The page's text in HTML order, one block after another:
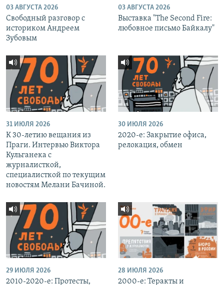
03 АВГУСТА 2026
Свободный разговор с
историком Андреем
Зубовым
03 АВГУСТА 2026
Выставка "The Second Fire:
любовное письмо Байкалу"
31 ИЮЛЯ 2026
К 30-летию вещания из
Праги. Интервью Виктора
Кульганека с
журналисткой,
специалисткой по текущим
новостям Мелани Бачиной.
30 ИЮЛЯ 2026
2020-е: Закрытие офиса,
релокация, обмен
29 ИЮЛЯ 2026
2010-2020-е: Протесты,
28 ИЮЛЯ 2026
2000-е: Теракты и